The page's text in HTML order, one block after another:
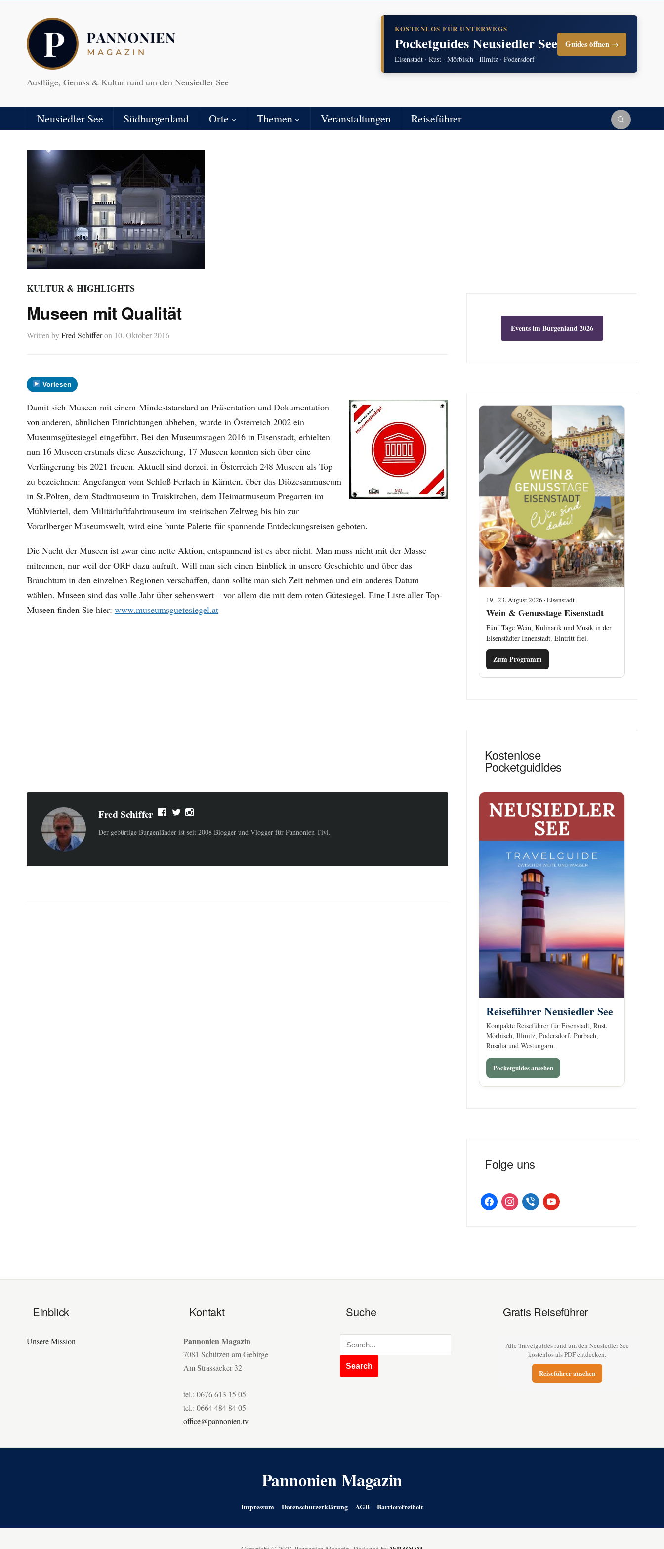
Ausflüge, Genuss & Kultur rund um den Neusiedler See
KOSTENLOS FÜR UNTERWEGS
Pocketguides Neusiedler See
Eisenstadt · Rust · Mörbisch · Illmitz · Podersdorf
Guides öffnen →
Neusiedler See Südburgenland Orte Themen Veranstaltungen Reiseführer
KULTUR & HIGHLIGHTS
Museen mit Qualität
Written byFred Schiffer on 10. Oktober 2016
Vorlesen
Damit sich Museen mit einem Mindeststandard an Präsentation und Dokumentation
von anderen, ähnlichen Einrichtungen abheben, wurde in Österreich 2002 ein
Museumsgütesiegel eingeführt. Bei den Museumstagen 2016 in Eisenstadt, erhielten
nun 16 Museen erstmals diese Auszeichung, 17 Museen konnten sich über eine
Verlängerung bis 2021 freuen. Aktuell sind derzeit in Österreich 248 Museen als Top
zu bezeichnen: Angefangen vom Schloß Ferlach in Kärnten, über das Diözesanmuseum
in St.Pölten, dem Stadtmuseum in Traiskirchen, dem Heimatmuseum Pregarten im
Mühlviertel, dem Militärluftfahrtmuseum im steirischen Zeltweg bis hin zur
Vorarlberger Museumswelt, wird eine bunte Palette für spannende Entdeckungsreisen geboten.
Die Nacht der Museen ist zwar eine nette Aktion, entspannend ist es aber nicht. Man muss nicht mit der Masse
mitrennen, nur weil der ORF dazu aufruft. Will man sich einen Einblick in unsere Geschichte und über das
Brauchtum in den einzelnen Regionen verschaffen, dann sollte man sich Zeit nehmen und ein anderes Datum
wählen. Museen sind das volle Jahr über sehenswert – vor allem die mit dem roten Gütesiegel. Eine Liste aller Top-
Museen finden Sie hier: www.museumsguetesiegel.at
Fred Schiffer
Der gebürtige Burgenländer ist seit 2008 Blogger und Vlogger für Pannonien Tivi.
Events im Burgenland 2026
19.–23. August 2026 · Eisenstadt
Wein & Genusstage Eisenstadt
Fünf Tage Wein, Kulinarik und Musik in der
Eisenstädter Innenstadt. Eintritt frei.
Zum Programm
Kostenlose
Pocketguidides
Reiseführer Neusiedler See
Kompakte Reiseführer für Eisenstadt, Rust,
Mörbisch, Illmitz, Podersdorf, Purbach,
Rosalia und Westungarn.
Pocketguides ansehen
Folge uns
facebookinstagramviber youtube
Einblick
Unsere Mission
Kontakt
Pannonien Magazin
7081 Schützen am Gebirge
Am Strassacker 32
tel.: 0676 613 15 05
tel.: 0664 484 84 05
office@pannonien.tv
Suche Gratis Reiseführer
Alle Travelguides rund um den Neusiedler See
kostenlos als PDF entdecken.
Reiseführer ansehen
Pannonien Magazin
Impressum Datenschutzerklärung AGB Barrierefreiheit